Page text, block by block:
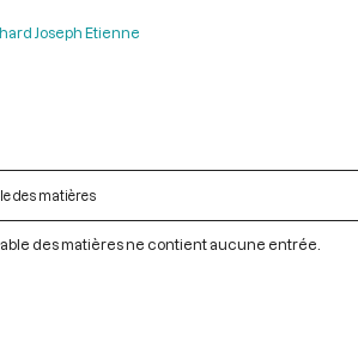
Joseph Etienne
des matières
des matières ne contient aucune entrée.